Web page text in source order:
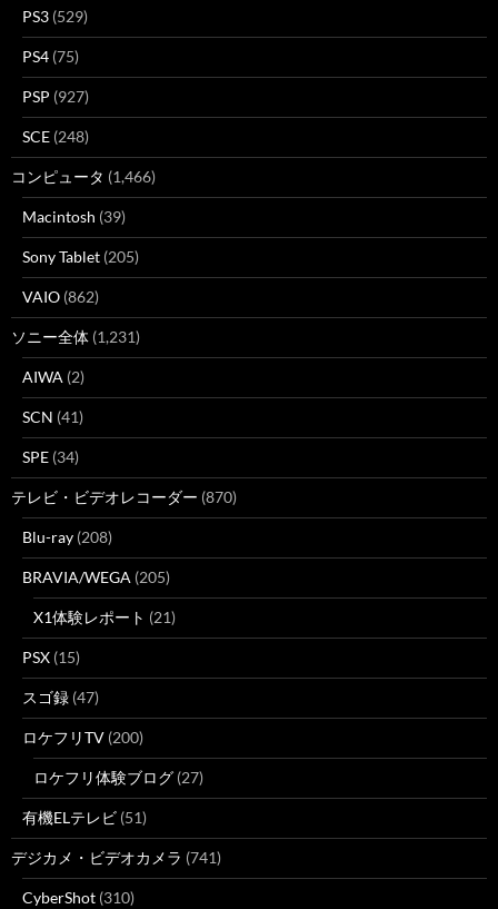
PS3 (529)
PS4 (75)
PSP (927)
SCE (248)
コンピュータ (1,466)
Macintosh (39)
Sony Tablet (205)
VAIO (862)
ソニー全体 (1,231)
AIWA (2)
SCN (41)
SPE (34)
テレビ・ビデオレコーダー (870)
Blu-ray (208)
BRAVIA/WEGA (205)
X1体験レポート (21)
PSX (15)
スゴ録 (47)
ロケフリTV (200)
ロケフリ体験ブログ (27)
有機ELテレビ (51)
デジカメ・ビデオカメラ (741)
CyberShot (310)